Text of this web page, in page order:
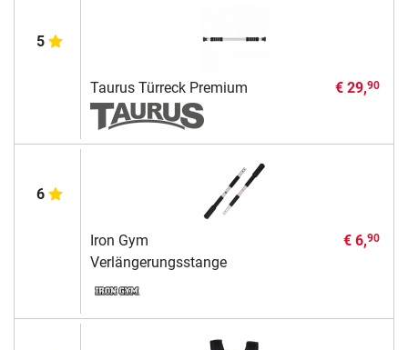
5
Taurus Türreck Premium € 29,90
6
Iron Gym
Verlängerungsstange
€ 6,90